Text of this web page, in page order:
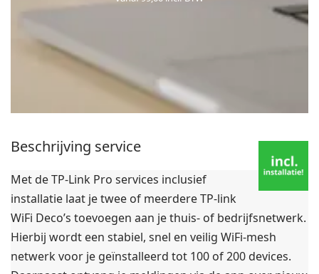
Beschrijving service
Met de TP-Link Pro services inclusief
installatie laat je twee of meerdere TP-link
WiFi Deco’s toevoegen aan je thuis- of bedrijfsnetwerk.
Hierbij wordt een stabiel, snel en veilig WiFi-mesh
netwerk voor je geïnstalleerd tot 100 of 200 devices.